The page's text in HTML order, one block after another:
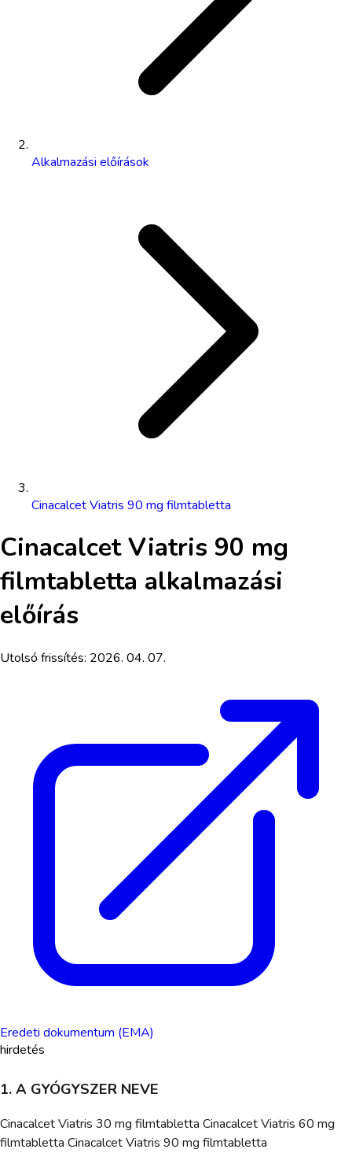
Alkalmazási előírások
Cinacalcet Viatris 90 mg filmtabletta
Cinacalcet Viatris 90 mg
filmtabletta alkalmazási
előírás
Utolsó frissítés: 2026. 04. 07.
Eredeti dokumentum (EMA)
hirdetés
1. A GYÓGYSZER NEVE
Cinacalcet Viatris 30 mg filmtabletta Cinacalcet Viatris 60 mg
filmtabletta Cinacalcet Viatris 90 mg filmtabletta